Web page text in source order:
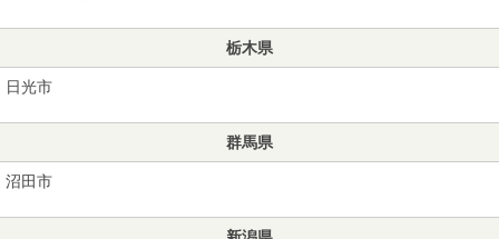
栃木県
日光市
群馬県
沼田市